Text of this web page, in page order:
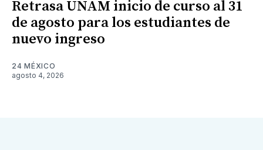
Retrasa UNAM inicio de curso al 31
de agosto para los estudiantes de
nuevo ingreso
24 MÉXICO
agosto 4, 2026